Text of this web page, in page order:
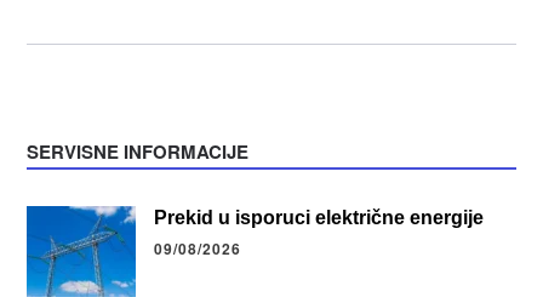
SERVISNE INFORMACIJE
Prekid u isporuci električne energije
09/08/2026